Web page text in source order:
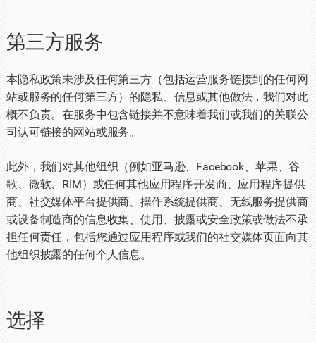
第三方服务
本隐私政策未涉及任何第三方（包括运营服务链接到的任何网
站或服务的任何第三方）的隐私、信息或其他做法，我们对此
概不负责。在服务中包含链接并不意味着我们或我们的关联公
司认可链接的网站或服务。
此外，我们对其他组织（例如亚马逊、Facebook、苹果、谷
歌、微软、RIM）或任何其他应用程序开发商、应用程序提供
商、社交媒体平台提供商、操作系统提供商、无线服务提供商
或设备制造商的信息收集、使用、披露或安全政策或做法不承
担任何责任，包括您通过应用程序或我们的社交媒体页面向其
他组织披露的任何个人信息。
选择